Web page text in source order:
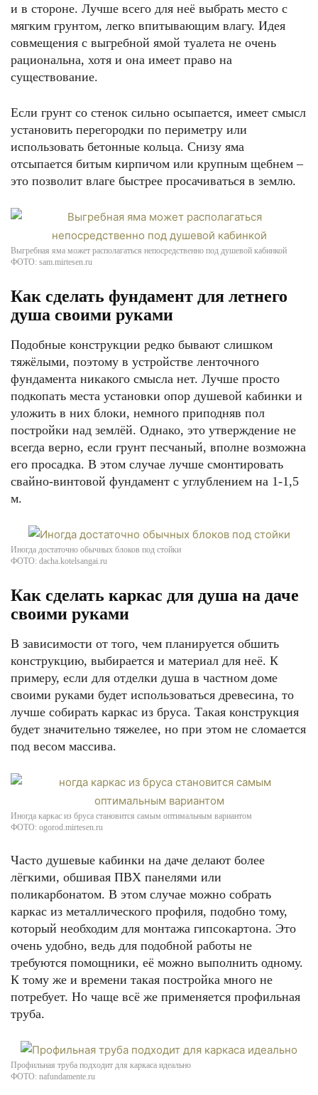
и в стороне. Лучше всего для неё выбрать место с
мягким грунтом, легко впитывающим влагу. Идея
совмещения с выгребной ямой туалета не очень
рациональна, хотя и она имеет право на
существование.
Если грунт со стенок сильно осыпается, имеет смысл
установить перегородки по периметру или
использовать бетонные кольца. Снизу яма
отсыпается битым кирпичом или крупным щебнем –
это позволит влаге быстрее просачиваться в землю.
Выгребная яма может располагаться непосредственно под душевой кабинкой
ФОТО: sam.mirtesen.ru
Как сделать фундамент для летнего
душа своими руками
Подобные конструкции редко бывают слишком
тяжёлыми, поэтому в устройстве ленточного
фундамента никакого смысла нет. Лучше просто
подкопать места установки опор душевой кабинки и
уложить в них блоки, немного приподняв пол
постройки над землёй. Однако, это утверждение не
всегда верно, если грунт песчаный, вполне возможна
его просадка. В этом случае лучше смонтировать
свайно-винтовой фундамент с углублением на 1-1,5
м.
Иногда достаточно обычных блоков под стойки
ФОТО: dacha.kotelsangai.ru
Как сделать каркас для душа на даче
своими руками
В зависимости от того, чем планируется обшить
конструкцию, выбирается и материал для неё. К
примеру, если для отделки душа в частном доме
своими руками будет использоваться древесина, то
лучше собирать каркас из бруса. Такая конструкция
будет значительно тяжелее, но при этом не сломается
под весом массива.
Иногда каркас из бруса становится самым оптимальным вариантом
ФОТО: ogorod.mirtesen.ru
Часто душевые кабинки на даче делают более
лёгкими, обшивая ПВХ панелями или
поликарбонатом. В этом случае можно собрать
каркас из металлического профиля, подобно тому,
который необходим для монтажа гипсокартона. Это
очень удобно, ведь для подобной работы не
требуются помощники, её можно выполнить одному.
К тому же и времени такая постройка много не
потребует. Но чаще всё же применяется профильная
труба.
Профильная труба подходит для каркаса идеально
ФОТО: nafundamente.ru